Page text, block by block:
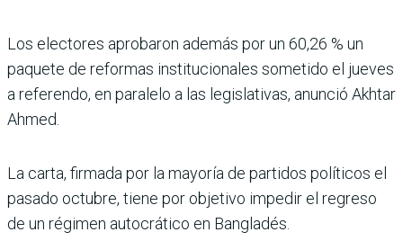
Los electores aprobaron además por un 60,26 % un
paquete de reformas institucionales sometido el jueves
a referendo, en paralelo a las legislativas, anunció Akhtar
Ahmed.
La carta, firmada por la mayoría de partidos políticos el
pasado octubre, tiene por objetivo impedir el regreso
de un régimen autocrático en Bangladés.